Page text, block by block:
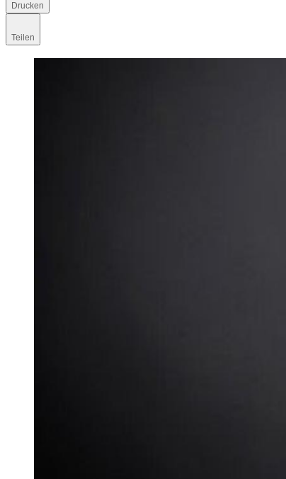
Drucken
Teilen